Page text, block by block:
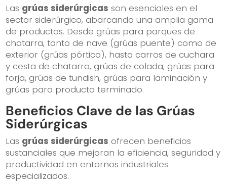
Las grúas siderúrgicas son esenciales en el
sector siderúrgico, abarcando una amplia gama
de productos. Desde grúas para parques de
chatarra, tanto de nave (grúas puente) como de
exterior (grúas pórtico), hasta carros de cuchara
y cesta de chatarra, grúas de colada, grúas para
forja, grúas de tundish, grúas para laminación y
grúas para producto terminado.
Beneficios Clave de las Grúas
Siderúrgicas
Las grúas siderúrgicas ofrecen beneficios
sustanciales que mejoran la eficiencia, seguridad y
productividad en entornos industriales
especializados.